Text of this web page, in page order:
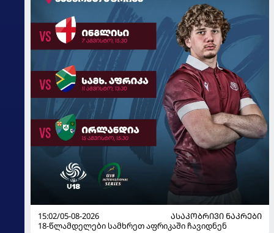
15:02/05-08-2026
ᲐᲡᲐᲙᲝᲑᲠᲘᲕᲘ ᲜᲐᲙᲠᲔᲑᲘ
18-წლამდელები სამხრეთ აფრიკაში ჩავიდნენ